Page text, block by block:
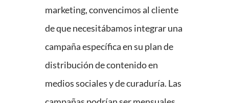
marketing, convencimos al cliente
de que necesitábamos integrar una
campaña específica en su plan de
distribución de contenido en
medios sociales y de curaduría. Las